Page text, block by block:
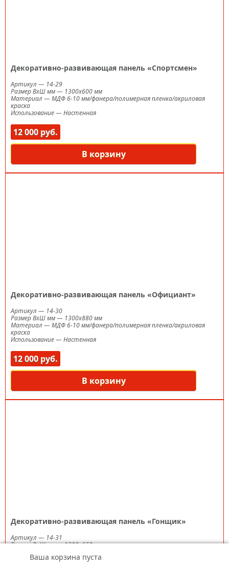
Ваша корзина пуста
Декоративно-развивающая панель «Спортсмен»
Артикул — 14-29
Размер ВxШ мм— 1300х600 мм
Материал — МДФ 6-10 мм/фанера/полимерная пленка/акриловая
краска
Использование— Настенная
12 000 руб.
В корзину
Декоративно-развивающая панель «Официант»
Артикул — 14-30
Размер ВxШ мм— 1300х880 мм
Материал — МДФ 6-10 мм/фанера/полимерная пленка/акриловая
краска
Использование— Настенная
12 000 руб.
В корзину
Декоративно-развивающая панель «Гонщик»
Артикул — 14-31
Размер ВxШ мм—1300х660 мм